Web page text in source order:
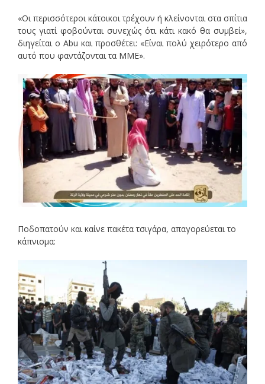
«Οι περισσότεροι κάτοικοι τρέχουν ή κλείνονται στα σπίτια
τους γιατί φοβούνται συνεχώς ότι κάτι κακό θα συμβεί»,
διηγείται ο Abu και προσθέτει: «Είναι πολύ χειρότερο από
αυτό που φαντάζονται τα ΜΜΕ».
Ποδοπατούν και καίνε πακέτα τσιγάρα, απαγορεύεται το
κάπνισμα: